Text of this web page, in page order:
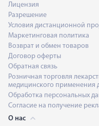
Лицензия
Разрешение
Условия дистанционной
Маркетинговая политика
Возврат и обмен товаров
Договор оферты
Обратная связь
Розничная торговля
медицинского применения
Обработка персональных
Согласие на получение
О нас